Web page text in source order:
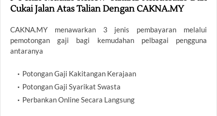
Cukai Jalan Atas Talian Dengan CAKNA.MY
CAKNA.MY menawarkan 3 jenis pembayaran melalui
pemotongan gaji bagi kemudahan pelbagai pengguna
antaranya
Potongan Gaji Kakitangan Kerajaan
Potongan Gaji Syarikat Swasta
Perbankan Online Secara Langsung